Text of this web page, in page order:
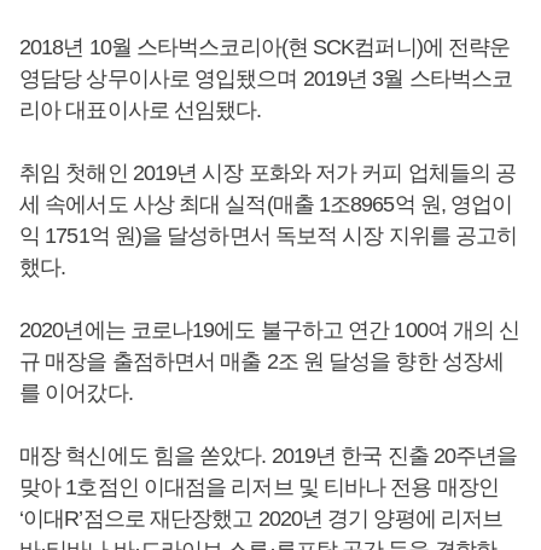
2018년 10월 스타벅스코리아(현 SCK컴퍼니)에 전략운
영담당 상무이사로 영입됐으며 2019년 3월 스타벅스코
리아 대표이사로 선임됐다.
취임 첫해인 2019년 시장 포화와 저가 커피 업체들의 공
세 속에서도 사상 최대 실적(매출 1조8965억 원, 영업이
익 1751억 원)을 달성하면서 독보적 시장 지위를 공고히
했다.
2020년에는 코로나19에도 불구하고 연간 100여 개의 신
규 매장을 출점하면서 매출 2조 원 달성을 향한 성장세
를 이어갔다.
매장 혁신에도 힘을 쏟았다. 2019년 한국 진출 20주년을
맞아 1호점인 이대점을 리저브 및 티바나 전용 매장인
‘이대R’점으로 재단장했고 2020년 경기 양평에 리저브